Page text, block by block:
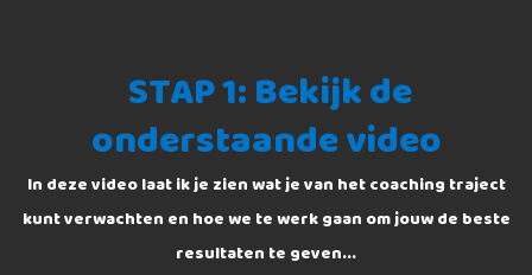
STAP 1: Bekijk de
onderstaande video
In deze video laat ik je zien wat je van het coaching traject
kunt verwachten en hoe we te werk gaan om jouw de beste
resultaten te geven...